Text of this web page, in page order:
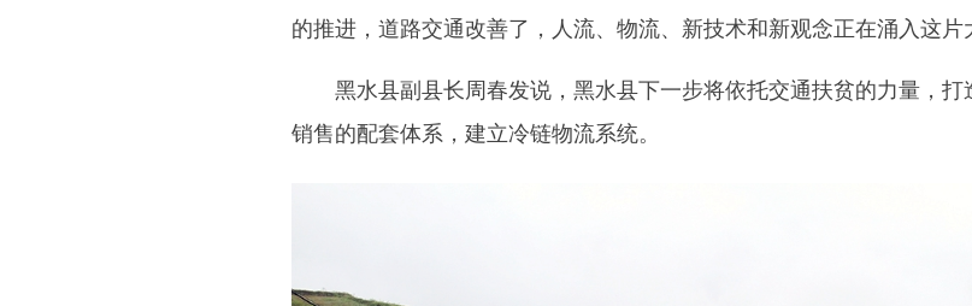
的推进，道路交通改善了，人流、物流、新技术和新观念正在涌入这片
黑水县副县长周春发说，黑水县下一步将依托交通扶贫的力量，打
销售的配套体系，建立冷链物流系统。